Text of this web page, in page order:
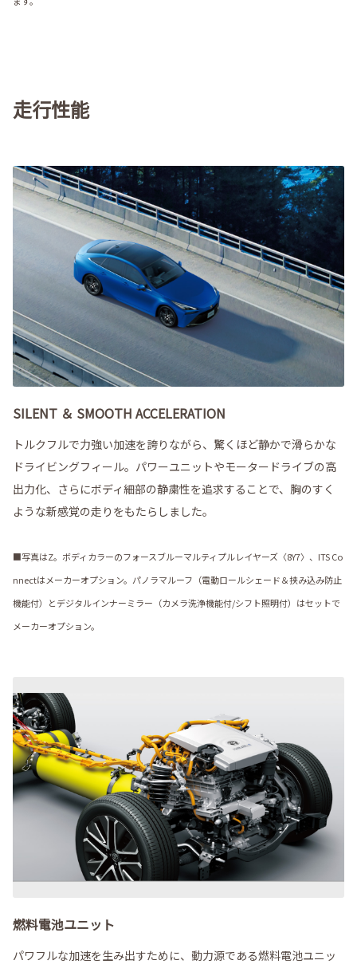
走行性能
SILENT ＆ SMOOTH ACCELERATION
トルクフルで力強い加速を誇りながら、驚くほど静かで滑らかな
ドライビングフィール。パワーユニットやモータードライブの高
出力化、さらにボディ細部の静粛性を追求することで、胸のすく
ような新感覚の走りをもたらしました。
■写真はZ。ボディカラーのフォースブルーマルティプルレイヤーズ〈8Y7〉、ITS Co
nnectはメーカーオプション。パノラマルーフ（電動ロールシェード＆挟み込み防止
機能付）とデジタルインナーミラー（カメラ洗浄機能付/シフト照明付）はセットで
メーカーオプション。
燃料電池ユニット
パワフルな加速を生み出すために、動力源である燃料電池ユニッ